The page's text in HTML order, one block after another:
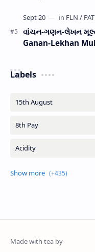
વાંચન-ગણન-લેખન
Ganan-Lekhan
Labels